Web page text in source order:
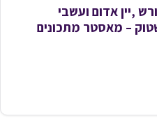
,יין אדום ועשבי
– מאסטר מתכונים